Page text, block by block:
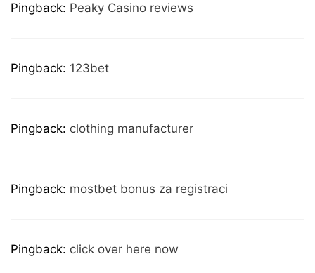
Pingback: Peaky Casino reviews
Pingback: 123bet
Pingback: clothing manufacturer
Pingback: mostbet bonus za registraci
Pingback: click over here now